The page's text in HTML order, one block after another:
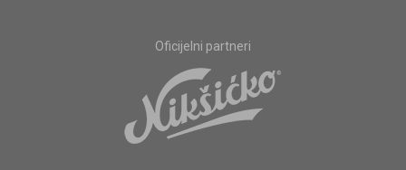
Oficijelni partneri